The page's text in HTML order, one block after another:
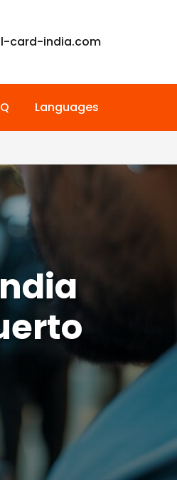
card-india.com
Languages